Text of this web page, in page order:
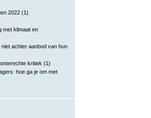
2022 (1)
met klimaat en
achter aanbod van hun
kritiek (1)
hoe ga je om met